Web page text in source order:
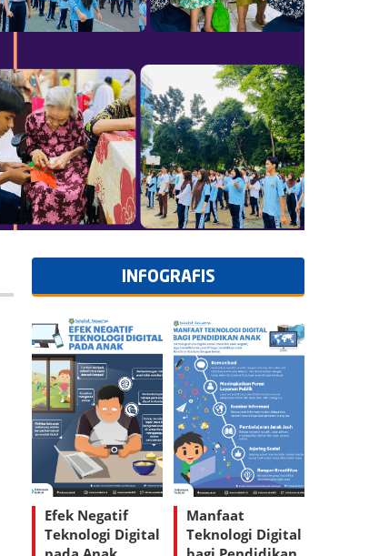
INFOGRAFIS
Efek Negatif
Teknologi Digital
Manfaat
Teknologi Digital